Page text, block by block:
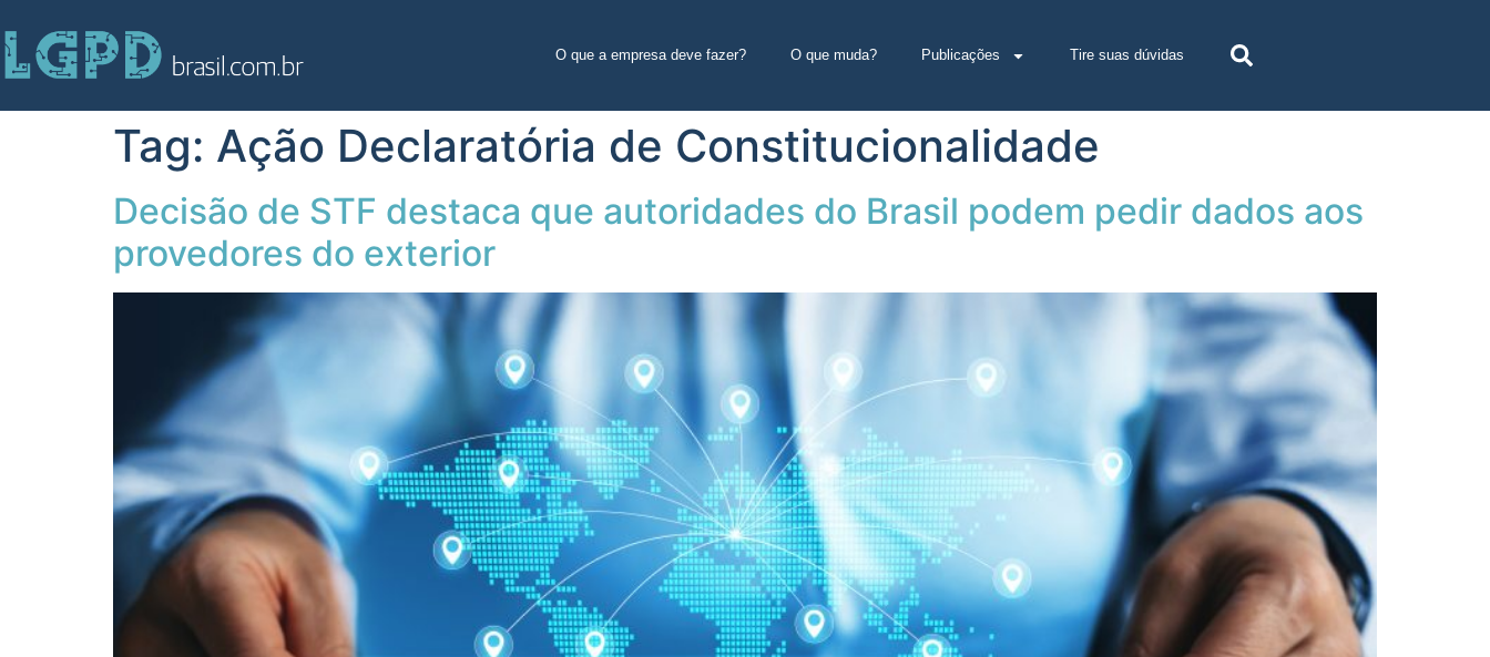
O que a empresa deve fazer? O que muda? Publicações Tire suas dúvidas
Tag: Ação Declaratória de Constitucionalidade
Decisão de STF destaca que autoridades do Brasil podem pedir dados aos
provedores do exterior